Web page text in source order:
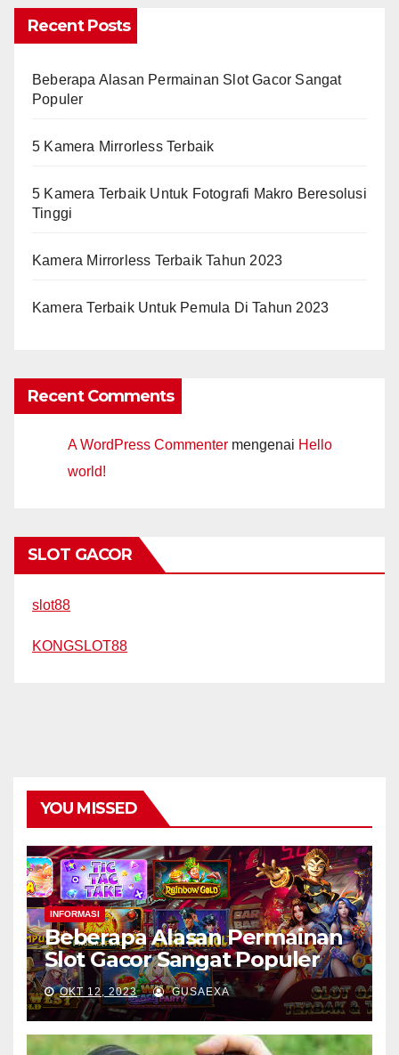
Recent Posts
Beberapa Alasan Permainan Slot Gacor Sangat
Populer
5 Kamera Mirrorless Terbaik
5 Kamera Terbaik Untuk Fotografi Makro Beresolusi
Tinggi
Kamera Mirrorless Terbaik Tahun 2023
Kamera Terbaik Untuk Pemula Di Tahun 2023
Recent Comments
A WordPress Commenter mengenai Hello
world!
SLOT GACOR
slot88
KONGSLOT88
YOU MISSED
INFORMASI
Beberapa Alasan Permainan
Slot Gacor Sangat Populer
OKT 12, 2023 GUSAEXA